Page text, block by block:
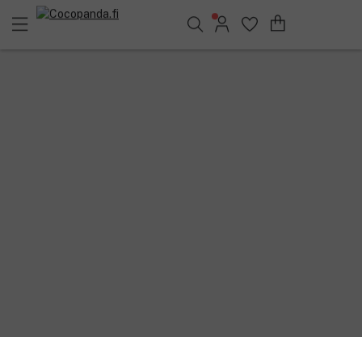
Löydä suosikkisi 25.351 tuotteen joukosta..